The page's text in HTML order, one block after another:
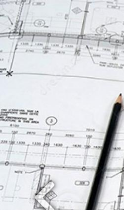
Previous